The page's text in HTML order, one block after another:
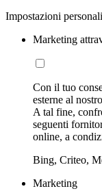
Impostazioni
Marketing
Con il tuo
esterne al
A tal fine,
seguenti
online, a
Bing, Criteo,
Marketing